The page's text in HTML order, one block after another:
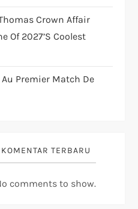
Crown Affair
Of 2027’s Coolest
Au Premier Match De
KOMENTAR TERBARU
comments to show.